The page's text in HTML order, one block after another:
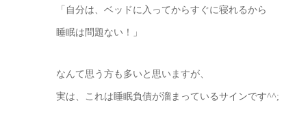
「自分は、ベッドに入ってからすぐに寝れるから
睡眠は問題ない！」
なんて思う方も多いと思いますが、
実は、これは睡眠負債が溜まっているサインです^^;